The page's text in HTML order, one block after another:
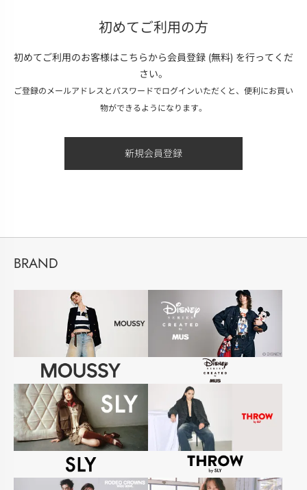
初めてご利用の方
初めてご利用のお客様はこちらから会員登録 (無料) を行ってくだ
さい。
ご登録のメールアドレスとパスワードでログインいただくと、便利にお買い
物ができるようになります。
BRAND